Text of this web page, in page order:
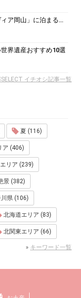
岡山駅ナカ直結「ホテルグランヴィア岡山」に泊まるべき5つの理由
界遺産おすすめ10選
イチオシ記事一覧
夏 (116)
ア (406)
リア (239)
景 (382)
県 (106)
北海道エリア (83)
北関東エリア (66)
» キーワード一覧